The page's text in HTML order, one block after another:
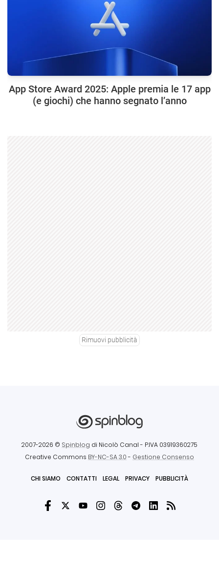
App Store Award 2025: Apple premia le 17 app
(e giochi) che hanno segnato l’anno
Rimuovi pubblicità
2007-2026 © Spinblog di Nicolò Canal - P.IVA 03919360275
Creative Commons BY-NC-SA 3.0- Gestione Consenso
CHI SIAMO CONTATTI LEGAL PRIVACY PUBBLICITÀ